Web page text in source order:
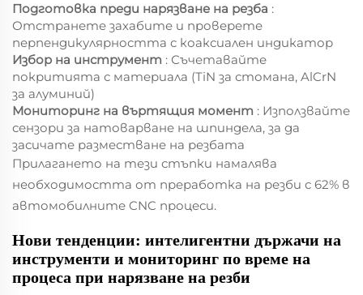
Подготовка преди нарязване на резба :
Отстранете захабите и проверете
перпендикулярността с коаксиален индикатор
Избор на инструмент : Съчетавайте
покритията с материала (TiN за стомана, AlCrN
за алуминий)
Мониторинг на въртящия момент : Използвайте
сензори за натоварване на шпиндела, за да
засичате разместване на резбата
Прилагането на тези стъпки намалява
необходимостта от преработка на резби с 62% в
автомобилните CNC процеси.
Нови тенденции: интелигентни държачи на
инструменти и мониторинг по време на
процеса при нарязване на резби